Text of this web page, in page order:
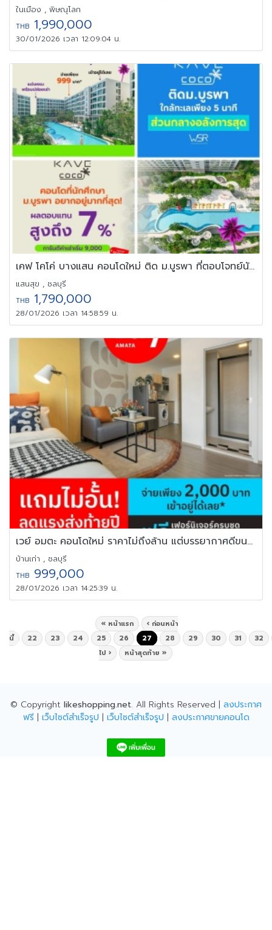
ในเมือง , พิษณุโลก
THB 1,990,000
30/01/2026 เวลา 12:09:04 น.
เคฟ โคโค่ บางแสน คอนโดใหม่ ติด ม.บูรพา ที่ตอบโจทย์นักศึกษามาก
แสนสุข , ชลบุรี
THB 1,790,000
28/01/2026 เวลา 14:58:59 น.
เวย์ อมตะ คอนโดใหม่ ราคาไม่ถึงล้าน แต่บรรยากาศดีขนาดนี้ แต่งครบ
บ้านเก่า , ชลบุรี
THB 999,000
28/01/2026 เวลา 14:25:39 น.
« หน้าแรก
‹ ก่อนหน้า
นี้
22 23 24 25 26 27 28 29 30 31
32
ไป ›
หน้าสุดท้าย »
© Copyright likeshopping.net. All Rights Reserved | ลงประกาศ
ฟรี| เว็บไซต์สำเร็จรูป | เว็บไซต์สำเร็จรูป | ลงประกาศขายคอนโด